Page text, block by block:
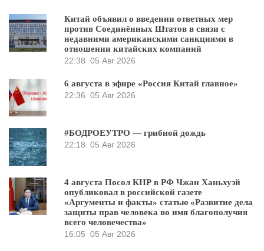
Китай объявил о введении ответных мер
против Соединённых Штатов в связи с
недавними американскими санкциями в
отношении китайских компаний
22:38 05 Авг 2026
6 августа в эфире «Россия Китай главное»
22:36 05 Авг 2026
#БОДРОЕУТРО — грибной дождь
22:18 05 Авг 2026
4 августа Посол КНР в РФ Чжан Ханьхуэй
опубликовал в российской газете
«Аргументы и факты» статью «Развитие дела
защиты прав человека во имя благополучия
всего человечества»
16:05 05 Авг 2026